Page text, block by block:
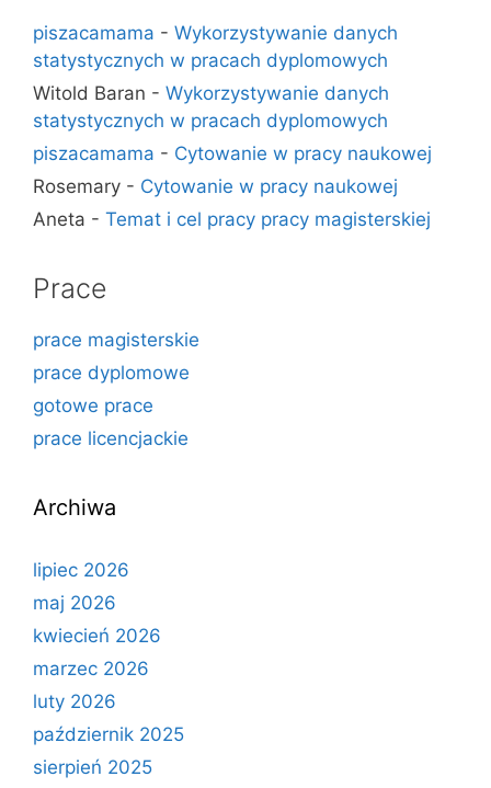
piszacamama - Wykorzystywanie danych
statystycznych w pracach dyplomowych
Witold Baran - Wykorzystywanie danych
statystycznych w pracach dyplomowych
piszacamama - Cytowanie w pracy naukowej
Rosemary - Cytowanie w pracy naukowej
Aneta - Temat i cel pracy pracy magisterskiej
Prace
prace magisterskie
prace dyplomowe
gotowe prace
prace licencjackie
Archiwa
lipiec 2026
maj 2026
kwiecień 2026
marzec 2026
luty 2026
październik 2025
sierpień 2025